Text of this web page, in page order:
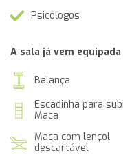
Psicólogos
A sala já vem
Balança
Escadinha para
Maca
Maca com lençol
descartável